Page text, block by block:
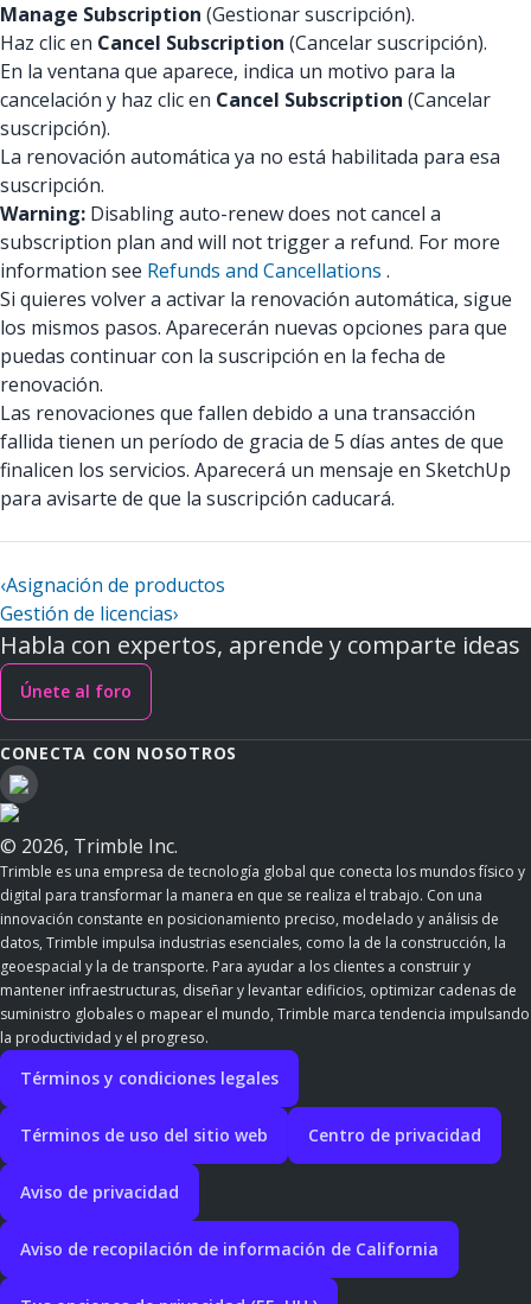
Manage Subscription (Gestionar suscripción).
Haz clic en Cancel Subscription (Cancelar suscripción).
En la ventana que aparece, indica un motivo para la
cancelación y haz clic en Cancel Subscription (Cancelar
suscripción).
La renovación automática ya no está habilitada para esa
suscripción.
Warning: Disabling auto-renew does not cancel a
subscription plan and will not trigger a refund. For more
information see Refunds and Cancellations .
Si quieres volver a activar la renovación automática, sigue
los mismos pasos. Aparecerán nuevas opciones para que
puedas continuar con la suscripción en la fecha de
renovación.
Las renovaciones que fallen debido a una transacción
fallida tienen un período de gracia de 5 días antes de que
finalicen los servicios. Aparecerá un mensaje en SketchUp
para avisarte de que la suscripción caducará.
‹Asignación de productos
Gestión de licencias›
Habla con expertos, aprende y comparte ideas
Únete al foro
CONECTA CON NOSOTROS
© 2026, Trimble Inc.
Trimble es una empresa de tecnología global que conecta los mundos físico y
digital para transformar la manera en que se realiza el trabajo. Con una
innovación constante en posicionamiento preciso, modelado y análisis de
datos, Trimble impulsa industrias esenciales, como la de la construcción, la
geoespacial y la de transporte. Para ayudar a los clientes a construir y
mantener infraestructuras, diseñar y levantar edificios, optimizar cadenas de
suministro globales o mapear el mundo, Trimble marca tendencia impulsando
la productividad y el progreso.
Términos y condiciones legales
Términos de uso del sitio web Centro de privacidad
Aviso de privacidad
Aviso de recopilación de información de California